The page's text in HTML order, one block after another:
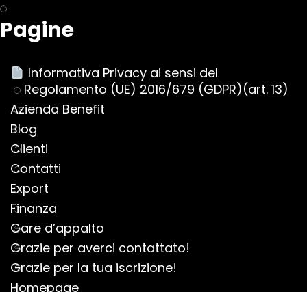
Pagine
Informativa Privacy ai sensi del
Regolamento (UE) 2016/679 (GDPR)(art. 13)
Azienda Benefit
Blog
Clienti
Contatti
Export
Finanza
Gare d’appalto
Grazie per averci contattato!
Grazie per la tua iscrizione!
Homepage